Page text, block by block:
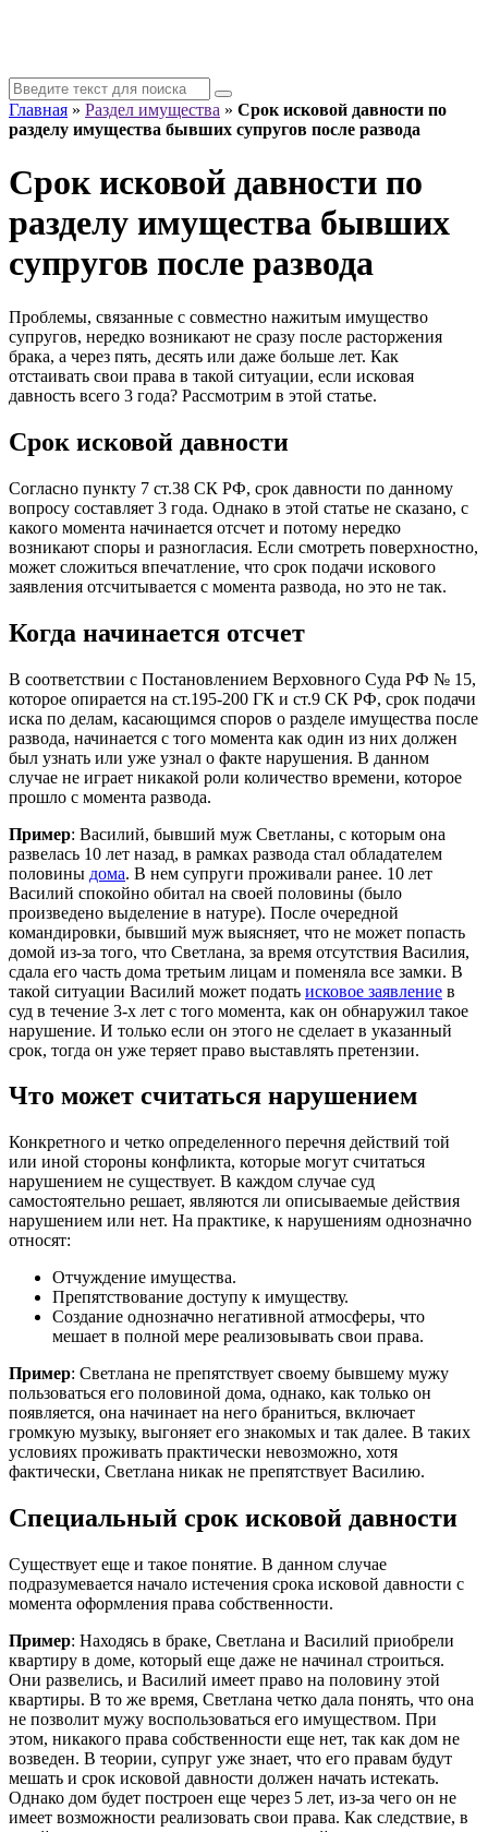
Главная » Раздел имущества » Срок исковой давности по
разделу имущества бывших супругов после развода
Срок исковой давности по
разделу имущества бывших
супругов после развода
Проблемы, связанные с совместно нажитым имущество
супругов, нередко возникают не сразу после расторжения
брака, а через пять, десять или даже больше лет. Как
отстаивать свои права в такой ситуации, если исковая
давность всего 3 года? Рассмотрим в этой статье.
Срок исковой давности
Согласно пункту 7 ст.38 СК РФ, срок давности по данному
вопросу составляет 3 года. Однако в этой статье не сказано, с
какого момента начинается отсчет и потому нередко
возникают споры и разногласия. Если смотреть поверхностно,
может сложиться впечатление, что срок подачи искового
заявления отсчитывается с момента развода, но это не так.
Когда начинается отсчет
В соответствии с Постановлением Верховного Суда РФ № 15,
которое опирается на ст.195-200 ГК и ст.9 СК РФ, срок подачи
иска по делам, касающимся споров о разделе имущества после
развода, начинается с того момента как один из них должен
был узнать или уже узнал о факте нарушения. В данном
случае не играет никакой роли количество времени, которое
прошло с момента развода.
Пример: Василий, бывший муж Светланы, с которым она
развелась 10 лет назад, в рамках развода стал обладателем
половины дома. В нем супруги проживали ранее. 10 лет
Василий спокойно обитал на своей половины (было
произведено выделение в натуре). После очередной
командировки, бывший муж выясняет, что не может попасть
домой из-за того, что Светлана, за время отсутствия Василия,
сдала его часть дома третьим лицам и поменяла все замки. В
такой ситуации Василий может подать исковое заявление в
суд в течение 3-х лет с того момента, как он обнаружил такое
нарушение. И только если он этого не сделает в указанный
срок, тогда он уже теряет право выставлять претензии.
Что может считаться нарушением
Конкретного и четко определенного перечня действий той
или иной стороны конфликта, которые могут считаться
нарушением не существует. В каждом случае суд
самостоятельно решает, являются ли описываемые действия
нарушением или нет. На практике, к нарушениям однозначно
относят:
Отчуждение имущества.
Препятствование доступу к имуществу.
Создание однозначно негативной атмосферы, что
мешает в полной мере реализовывать свои права.
Пример: Светлана не препятствует своему бывшему мужу
пользоваться его половиной дома, однако, как только он
появляется, она начинает на него браниться, включает
громкую музыку, выгоняет его знакомых и так далее. В таких
условиях проживать практически невозможно, хотя
фактически, Светлана никак не препятствует Василию.
Специальный срок исковой давности
Существует еще и такое понятие. В данном случае
подразумевается начало истечения срока исковой давности с
момента оформления права собственности.
Пример: Находясь в браке, Светлана и Василий приобрели
квартиру в доме, который еще даже не начинал строиться.
Они развелись, и Василий имеет право на половину этой
квартиры. В то же время, Светлана четко дала понять, что она
не позволит мужу воспользоваться его имуществом. При
этом, никакого права собственности еще нет, так как дом не
возведен. В теории, супруг уже знает, что его правам будут
мешать и срок исковой давности должен начать истекать.
Однако дом будет построен еще через 5 лет, из-за чего он не
имеет возможности реализовать свои права. Как следствие, в